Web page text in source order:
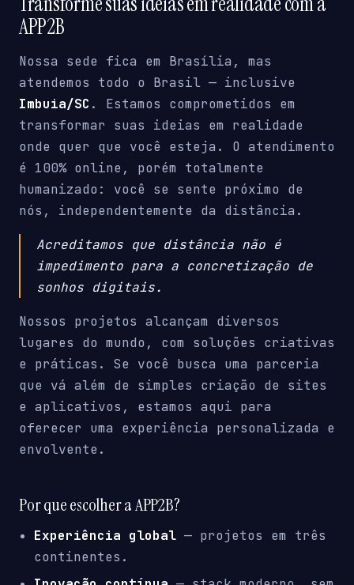
APP2B
Nossa sede fica em Brasília, mas
atendemos todo o Brasil — inclusive
Imbuia/SC . Estamos comprometidos em
transformar suas ideias em realidade
onde quer que você esteja. O atendimento
é 100% online, porém totalmente
humanizado: você se sente próximo de
nós, independentemente da distância.
Acreditamos que distância não é
impedimento para a concretização de
sonhos digitais.
Nossos projetos alcançam diversos
lugares do mundo, com soluções criativas
e práticas. Se você busca uma parceria
que vá além de simples criação de sites
e aplicativos, estamos aqui para
oferecer uma experiência personalizada e
envolvente.
Por que escolher a APP2B?
Experiência global — projetos em três
continentes.